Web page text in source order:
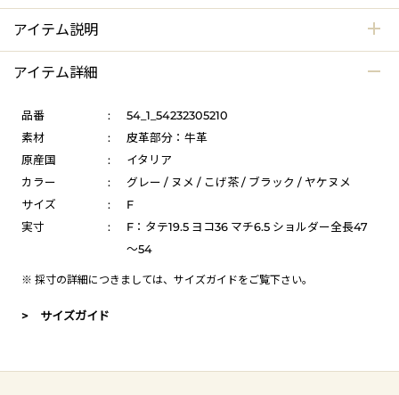
アイテム説明
アイテム詳細
品番 :
54_1_54232305210
素材
:
皮革部分：牛革
原産国
:
イタリア
カラー
:
グレー / ヌメ / こげ茶 / ブラック / ヤケヌメ
サイズ
:
F
実寸
:
F：タテ19.5 ヨコ36 マチ6.5 ショルダー全長47
～54
※ 採寸の詳細につきましては、 サイズガイドをご覧下さい。
> サイズガイド